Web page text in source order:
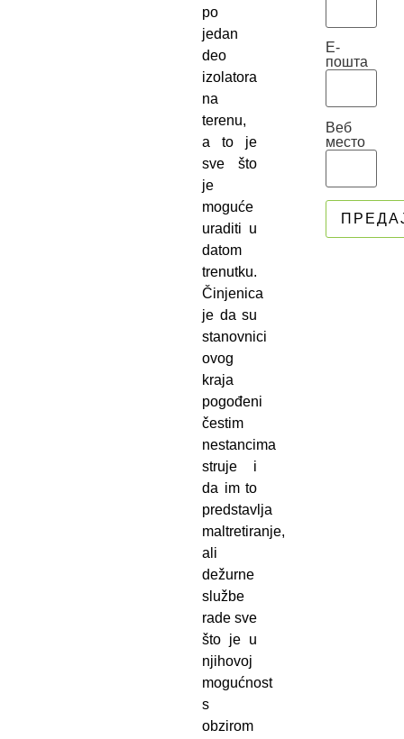
po
jedan
deo
izolatora
na
terenu,
a to je
sve što
je
moguće
uraditi u
datom
trenutku.
Činjenica
je da su
stanovnici
ovog
kraja
pogođeni
čestim
nestancima
struje i
da im to
predstavlja
maltretiranje,
ali
dežurne
službe
rade sve
što je u
njihovoj
mogućnost
s
obzirom
Е-
пошта
Веб
место